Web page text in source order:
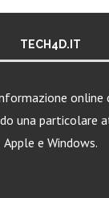
TECH4D.IT
una particolare
Apple e Windows.